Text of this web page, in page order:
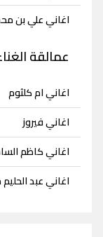
اغاني علي بن
عمالقة
اغاني ام كلثوم
اغاني فيروز
اغاني كاظم
اغاني عبد